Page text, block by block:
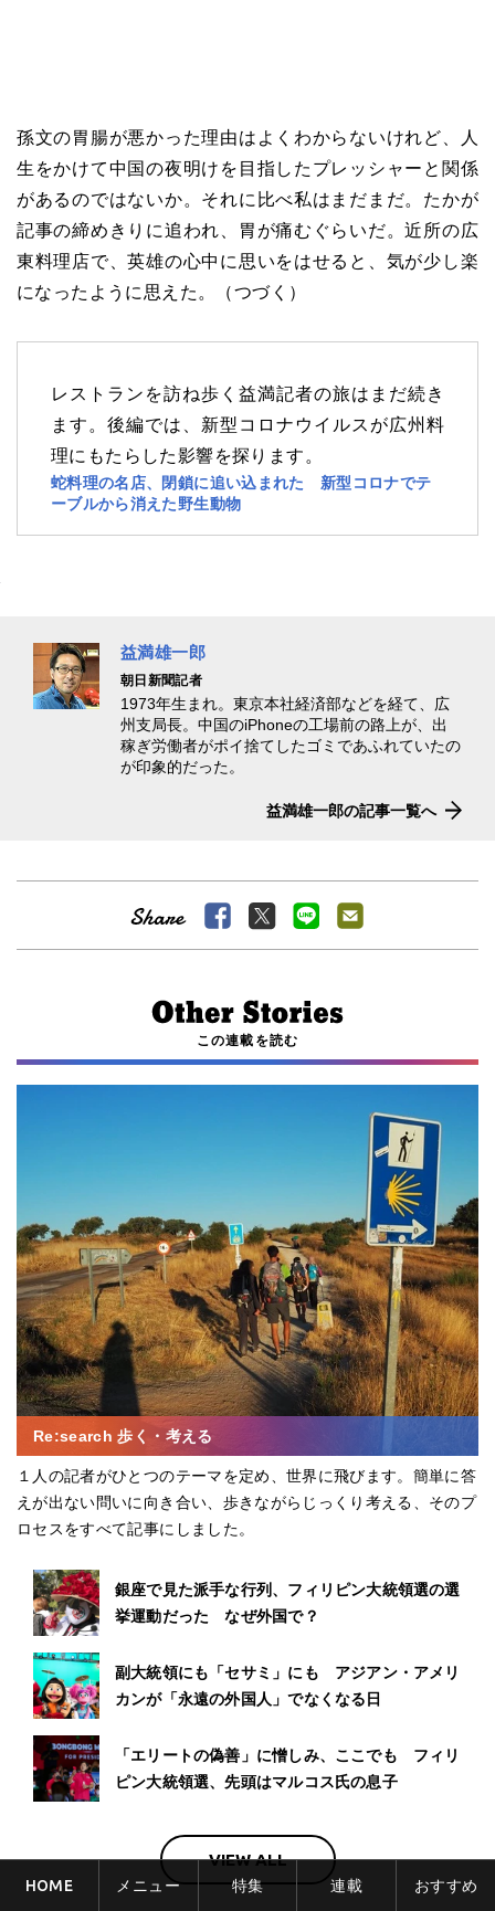
孫文の胃腸が悪かった理由はよくわからないけれど、人
生をかけて中国の夜明けを目指したプレッシャーと関係
があるのではないか。それに比べ私はまだまだ。たかが
記事の締めきりに追われ、胃が痛むぐらいだ。近所の広
東料理店で、英雄の心中に思いをはせると、気が少し楽
になったように思えた。（つづく）
レストランを訪ね歩く益満記者の旅はまだ続き
ます。後編では、新型コロナウイルスが広州料
理にもたらした影響を探ります。
蛇料理の名店、閉鎖に追い込まれた 新型コロナでテ
ーブルから消えた野生動物
益満雄一郎
朝日新聞記者
1973年生まれ。東京本社経済部などを経て、広
州支局長。中国のiPhoneの工場前の路上が、出
稼ぎ労働者がポイ捨てしたゴミであふれていたの
が印象的だった。
益満雄一郎の記事一覧へ
この連載を読む
Re:search 歩く・考える
１人の記者がひとつのテーマを定め、世界に飛びます。簡単に答
えが出ない問いに向き合い、歩きながらじっくり考える、そのプ
ロセスをすべて記事にしました。
銀座で見た派手な行列、フィリピン大統領選の選
挙運動だった なぜ外国で？
副大統領にも「セサミ」にも アジアン・アメリ
カンが「永遠の外国人」でなくなる日
「エリートの偽善」に憎しみ、ここでも フィリ
ピン大統領選、先頭はマルコス氏の息子
VIEW ALL
HOME メニュー 特集 連載 おすすめ